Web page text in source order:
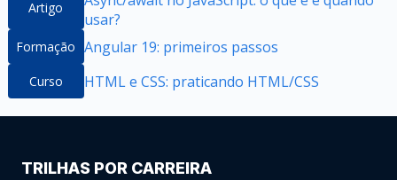
Artigo
usar?
Formação Angular 19: primeiros passos
Curso HTML e CSS: praticando HTML/CSS
TRILHAS POR CARREIRA